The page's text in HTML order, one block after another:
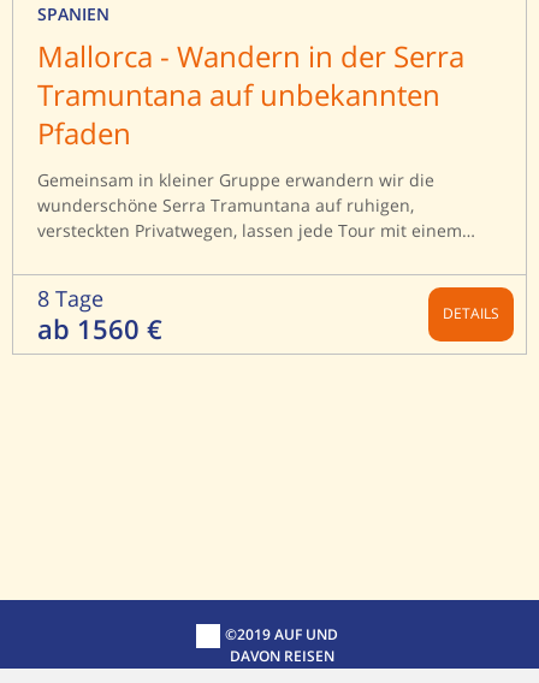
SPANIEN
Mallorca - Wandern in der Serra
Tramuntana auf unbekannten
Pfaden
Gemeinsam in kleiner Gruppe erwandern wir die
wunderschöne Serra Tramuntana auf ruhigen,
versteckten Privatwegen, lassen jede Tour mit einem
eine Wanderung mit einer privaten Bootsfahrt entlang
der Küste enden.
8 Tage
ab 1560 € DETAILS
©2019 AUF UND
DAVON REISEN